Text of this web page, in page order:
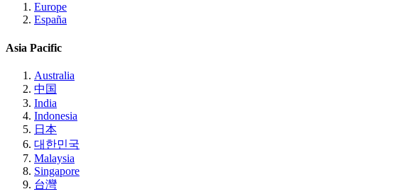
Europe
España
Asia Pacific
Australia
中国
India
Indonesia
日本
대한민국
Malaysia
Singapore
台灣